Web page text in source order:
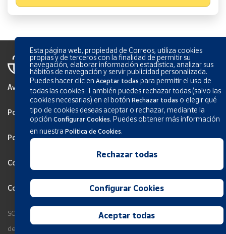
Aviso Legal
Política de privacidad
Política de Cookies
Configurar Cookies
Condiciones generales de los servicios
SOCIEDAD ESTATAL CORREOS Y TELÉGRAFOS, S.A., S.M.E. Todos los
derechos reservados.
Esta página web, propiedad de Correos, utiliza cookies
propias y de terceros con la finalidad de permitir su
navegación, elaborar información estadística, analizar sus
hábitos de navegación y servir publicidad personalizada.
Puedes hacer clic enAceptar todas para permitir el uso de
todas las cookies. También puedes rechazar todas (salvo las
cookies necesarias) en el botónRechazar todas o elegir qué
tipo de cookies deseas aceptar o rechazar, mediante la
opciónConfigurar Cookies. Puedes obtener más información
en nuestraPolítica de Cookies.
Rechazar todas
Configurar Cookies
Aceptar todas